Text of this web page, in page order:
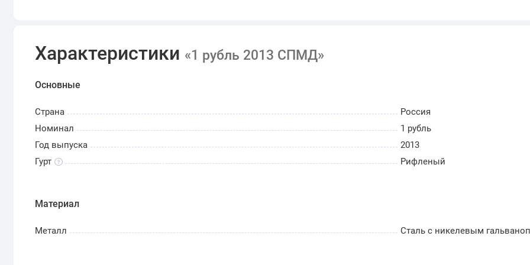
изогнутой ветви с переплетающимися стеблями.
Характеристики «1 рубль 2013 СПМД»
Основные
Страна
Россия
Номинал
1 рубль
Год выпуска
2013
Гурт
Рифленый
Материал
Металл Сталь с никелевым